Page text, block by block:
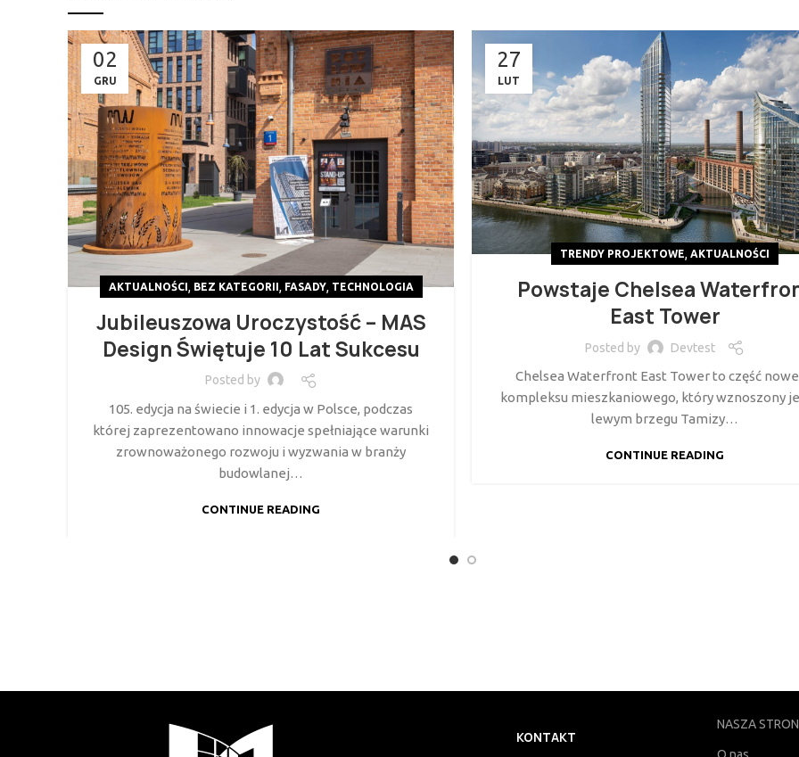
02
GRU
AKTUALNOŚCI, BEZ KATEGORII, FASADY, TECHNOLOGIA
Jubileuszowa Uroczystość – MAS
Design Świętuje 10 Lat Sukcesu
Posted by
105. edycja na świecie i 1. edycja w Polsce, podczas
której zaprezentowano innowacje spełniające warunki
zrownoważonego rozwoju i wyzwania w branży
budowlanej…
CONTINUE READING
27
LUT
TRENDY PROJEKTOWE,AKTUALNOŚCI
Powstaje Chelsea
East Tower
Posted by Devtest
Chelsea Waterfront East Tower to część
kompleksu mieszkaniowego, który wznoszony
lewym brzegu Tamizy…
CONTINUE READING
KONTAKT
NASZA